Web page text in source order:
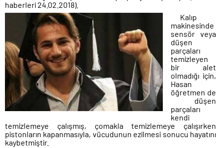
haberleri 24.02.2018).
Kalıp
makinesinde
sensör veya
düşen
parçaları
temizleyen
bir alet
olmadığı için,
Hasan
öğretmen de
düşen
parçaları
kendi
temizlemeye çalışmış, çomakla temizlemeye çalışırken
pistonların kapanmasıyla, vücudunun ezilmesi sonucu hayatını
kaybetmiştir.